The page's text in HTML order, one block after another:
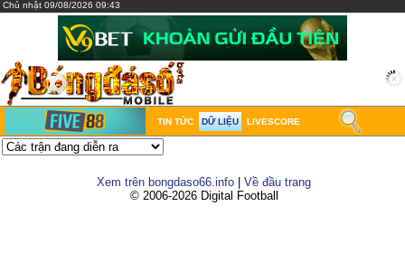
Chủ nhật 09/08/2026 09:43
TIN TỨC DỮ LIỆU LIVESCORE
Xem trên bongdaso66.info
Về đầu trang
© 2006-2026 Digital Football